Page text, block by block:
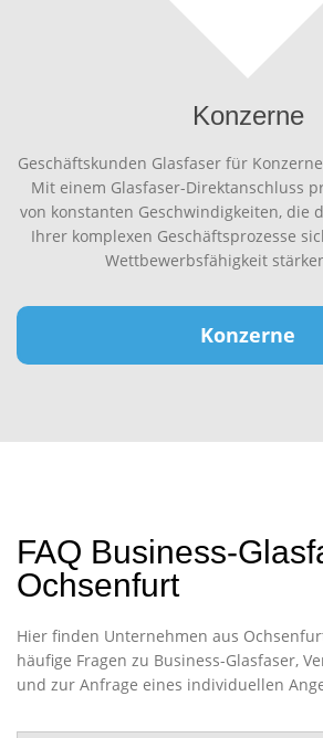
Konzerne
Geschäftskunden Glasfaser für
Mit einem Glasfaser-Direktanschluss
von konstanten Geschwindigkeiten, die
Ihrer komplexen Geschäftsprozesse
Wettbewerbsfähigkeit
Konzerne
FAQ Business-
Ochsenfurt
Hier finden Unternehmen aus
häufige Fragen zu Business-Glasfaser,
und zur Anfrage eines individuellen